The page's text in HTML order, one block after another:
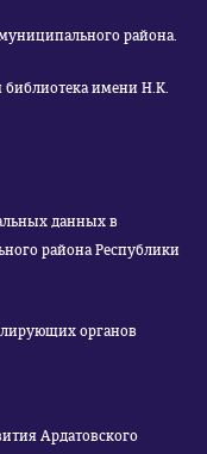
района.
библиотека имени Н.К.
данных в
района Республики
органов
Ардатовского